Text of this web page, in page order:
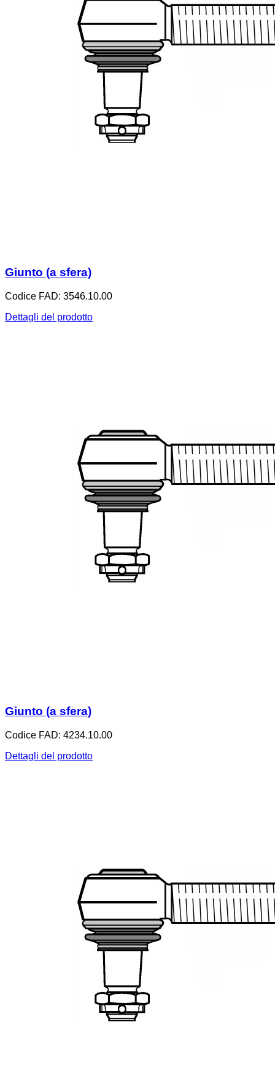
Giunto (a sfera)
Codice FAD: 3546.10.00
Dettagli del prodotto
Giunto (a sfera)
Codice FAD: 4234.10.00
Dettagli del prodotto